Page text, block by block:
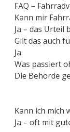
FAQ –
Kann mir
Ja – das Urteil
Gilt das auch
Ja.
Was passiert
Die Behörde
Kann ich mich
Ja – oft mit